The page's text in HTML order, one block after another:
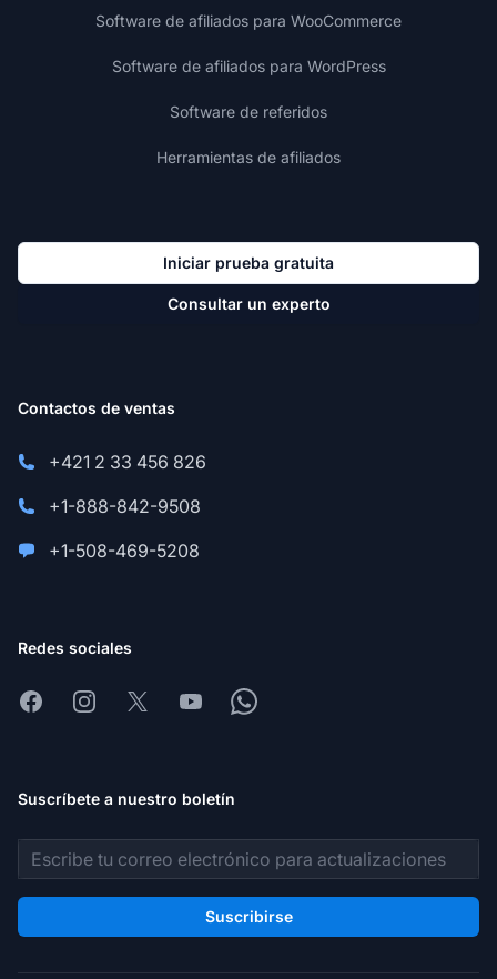
Software de afiliados para WooCommerce
Software de afiliados para WordPress
Software de referidos
Herramientas de afiliados
Iniciar prueba gratuita
Consultar un experto
Contactos de ventas
+421 2 33 456 826
+1-888-842-9508
+1-508-469-5208
Redes sociales
FacebookInstagram
X YoutubeWhatsapp
Suscríbete a nuestro boletín
Dirección de correo electrónico
Suscribirse